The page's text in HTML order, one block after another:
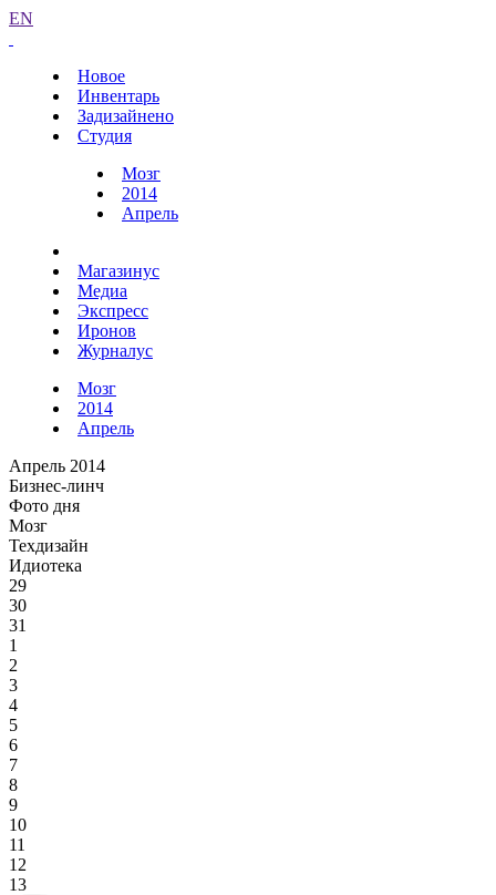
EN
Новое
Инвентарь
Задизайнено
Студия
Мозг
2014
Апрель
Магазинус
Медиа
Экспресс
Иронов
Журналус
Мозг
2014
Апрель
Апрель 2014
Бизнес-линч
Фото дня
Мозг
Техдизайн
Идиотека
29
30
31
1
2
3
4
5
6
7
8
9
10
11
12
13